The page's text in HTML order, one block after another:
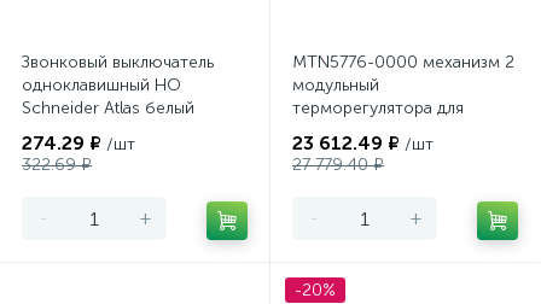
Звонковый выключатель
одноклавишный НО
Schneider Atlas белый
274.29 ₽ /шт
322.69 ₽
- +
MTN5776-0000 механизм 2
модульный
терморегулятора для
программируемый Merten
23 612.49 ₽ /шт
27 779.40 ₽
- +
-20%